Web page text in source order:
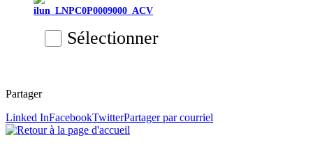
ilun_LNPC0P0009000_ACV
Sélectionner
Partager
Linked InFacebookTwitterPartager par courriel